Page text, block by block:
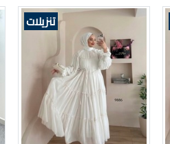
تنزيلات